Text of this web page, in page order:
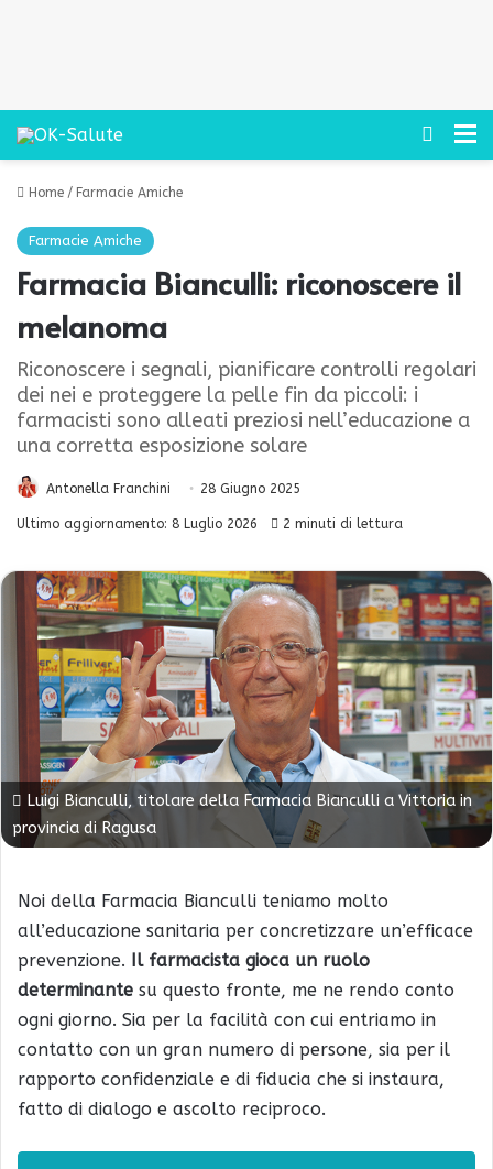
Cerca
Home / Farmacie Amiche
Farmacie Amiche
Farmacia Bianculli: riconoscere il
melanoma
Riconoscere i segnali, pianificare controlli regolari
dei nei e proteggere la pelle fin da piccoli: i
farmacisti sono alleati preziosi nell’educazione a
una corretta esposizione solare
Antonella Franchini 28 Giugno 2025
Ultimo aggiornamento: 8 Luglio 2026 2 minuti di lettura
Luigi Bianculli, titolare della Farmacia Bianculli a Vittoria in
provincia di Ragusa
Noi della Farmacia Bianculli teniamo molto
all’educazione sanitaria per concretizzare un’efficace
prevenzione. Il farmacista gioca un ruolo
determinante su questo fronte, me ne rendo conto
ogni giorno. Sia per la facilità con cui entriamo in
contatto con un gran numero di persone, sia per il
rapporto confidenziale e di fiducia che si instaura,
fatto di dialogo e ascolto reciproco.